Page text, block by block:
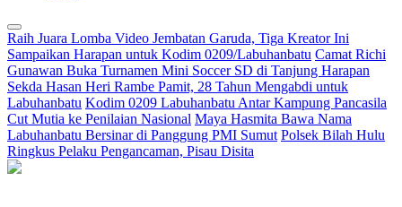
Raih Juara Lomba Video Jembatan Garuda, Tiga Kreator Ini
Sampaikan Harapan untuk Kodim 0209/Labuhanbatu Camat Richi
Gunawan Buka Turnamen Mini Soccer SD di Tanjung Harapan
Sekda Hasan Heri Rambe Pamit, 28 Tahun Mengabdi untuk
Labuhanbatu Kodim 0209 Labuhanbatu Antar Kampung Pancasila
Cut Mutia ke Penilaian Nasional Maya Hasmita Bawa Nama
Labuhanbatu Bersinar di Panggung PMI Sumut Polsek Bilah Hulu
Ringkus Pelaku Pengancaman, Pisau Disita